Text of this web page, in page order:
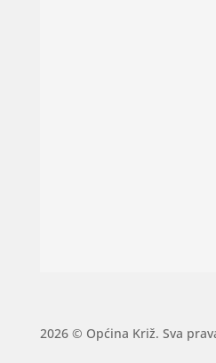
2026 © Općina Križ. Sva